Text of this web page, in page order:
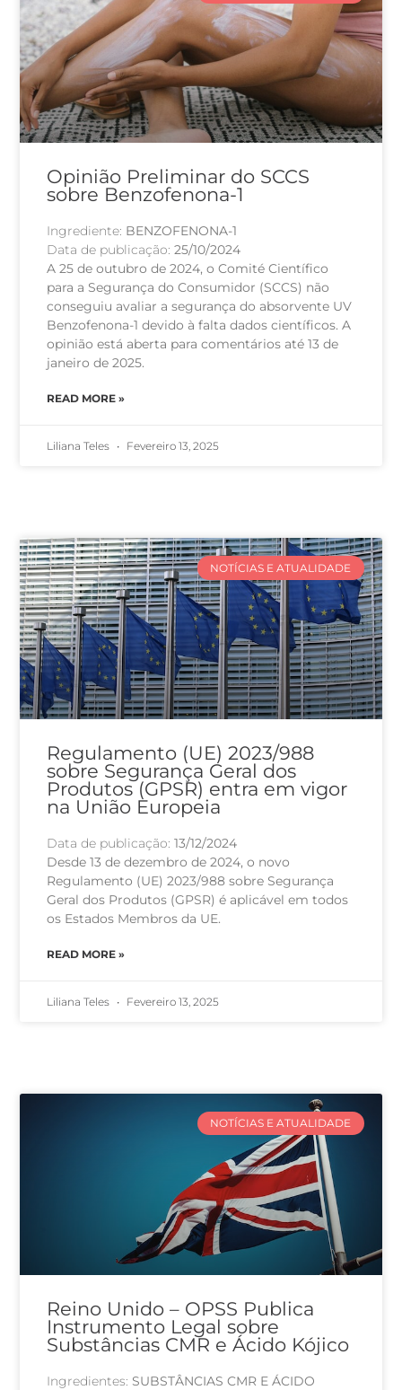
Opinião Preliminar do SCCS
sobre Benzofenona-1
Ingrediente: BENZOFENONA-1
Data de publicação:25/10/2024
A 25 de outubro de 2024, o Comité Científico
para a Segurança do Consumidor (SCCS) não
conseguiu avaliar a segurança do absorvente UV
Benzofenona-1 devido à falta dados científicos. A
opinião está aberta para comentários até 13 de
janeiro de 2025.
READ MORE »
Liliana Teles Fevereiro 13, 2025
NOTÍCIAS E ATUALIDADE
Regulamento (UE) 2023/988
sobre Segurança Geral dos
Produtos (GPSR) entra em vigor
na União Europeia
Data de publicação:13/12/2024
Desde 13 de dezembro de 2024, o novo
Regulamento (UE) 2023/988 sobre Segurança
Geral dos Produtos (GPSR) é aplicável em todos
os Estados Membros da UE.
READ MORE »
Liliana Teles Fevereiro 13, 2025
NOTÍCIAS E ATUALIDADE
Reino Unido – OPSS Publica
Instrumento Legal sobre
Substâncias CMR e Ácido Kójico
Ingredientes: SUBSTÂNCIAS CMR E ÁCIDO